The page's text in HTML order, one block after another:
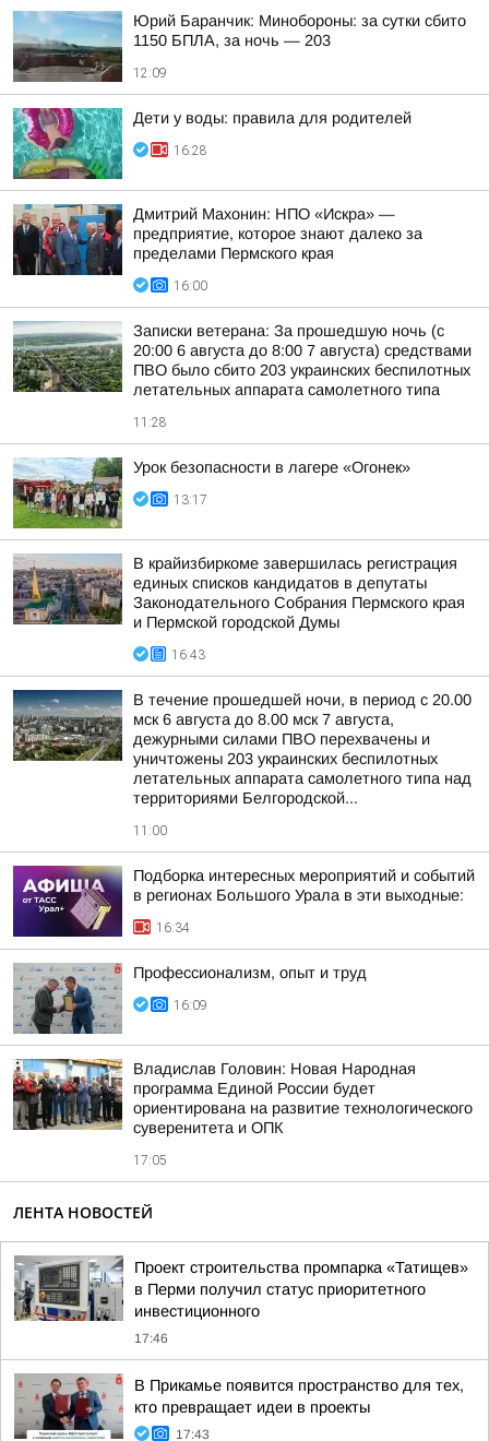
Юрий Баранчик: Минобороны: за сутки сбито
1150 БПЛА, за ночь — 203
12:09
Дети у воды: правила для родителей
16:28
Дмитрий Махонин: НПО «Искра» —
предприятие, которое знают далеко за
пределами Пермского края
16:00
Записки ветерана: За прошедшую ночь (с
20:00 6 августа до 8:00 7 августа) средствами
ПВО было сбито 203 украинских беспилотных
летательных аппарата самолетного типа
11:28
Урок безопасности в лагере «Огонек»
13:17
В крайизбиркоме завершилась регистрация
единых списков кандидатов в депутаты
Законодательного Собрания Пермского края
и Пермской городской Думы
16:43
В течение прошедшей ночи, в период с 20.00
мск 6 августа до 8.00 мск 7 августа,
дежурными силами ПВО перехвачены и
уничтожены 203 украинских беспилотных
летательных аппарата самолетного типа над
территориями Белгородской...
11:00
Подборка интересных мероприятий и событий
в регионах Большого Урала в эти выходные:
16:34
Профессионализм, опыт и труд
16:09
Владислав Головин: Новая Народная
программа Единой России будет
ориентирована на развитие технологического
суверенитета и ОПК
17:05
ЛЕНТА НОВОСТЕЙ
Проект строительства промпарка «Татищев»
в Перми получил статус приоритетного
инвестиционного
17:46
В Прикамье появится пространство для тех,
кто превращает идеи в проекты
17:43